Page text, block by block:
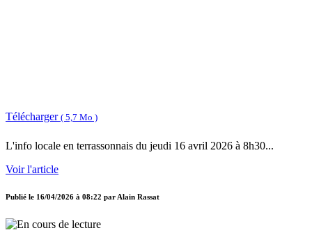
Télécharger ( 5,7 Mo )
L'info locale en terrassonnais du jeudi 16 avril 2026 à 8h30...
Voir l'article
Publié le 16/04/2026 à 08:22 parAlain Rassat